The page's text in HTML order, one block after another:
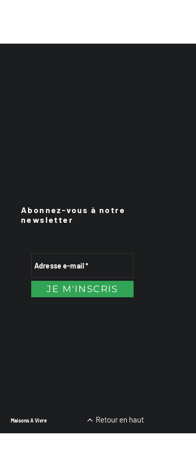
Abonnez-vous à notre
newsletter
Maisons A Vivre Retour en haut